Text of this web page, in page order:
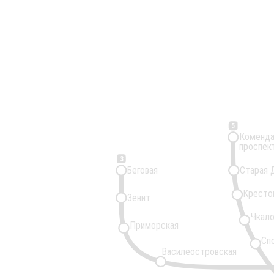
3
5
Василеостровская
Приморская
Старая
Зенит
Беговая